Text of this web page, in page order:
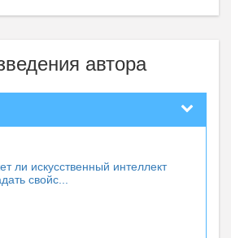
автора
ли искусственный интеллект
свойс...